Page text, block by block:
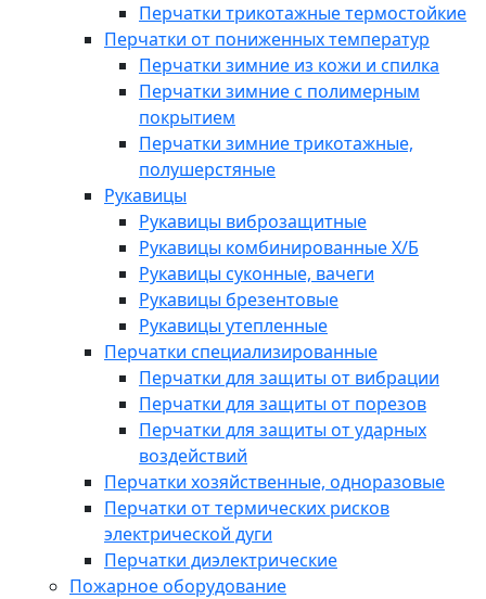
Перчатки трикотажные термостойкие
Перчатки от пониженных температур
Перчатки зимние из кожи и спилка
Перчатки зимние с полимерным
покрытием
Перчатки зимние трикотажные,
полушерстяные
Рукавицы
Рукавицы виброзащитные
Рукавицы комбинированные Х/Б
Рукавицы суконные, вачеги
Рукавицы брезентовые
Рукавицы утепленные
Перчатки специализированные
Перчатки для защиты от вибрации
Перчатки для защиты от порезов
Перчатки для защиты от ударных
воздействий
Перчатки хозяйственные, одноразовые
Перчатки от термических рисков
электрической дуги
Перчатки диэлектрические
Пожарное оборудование